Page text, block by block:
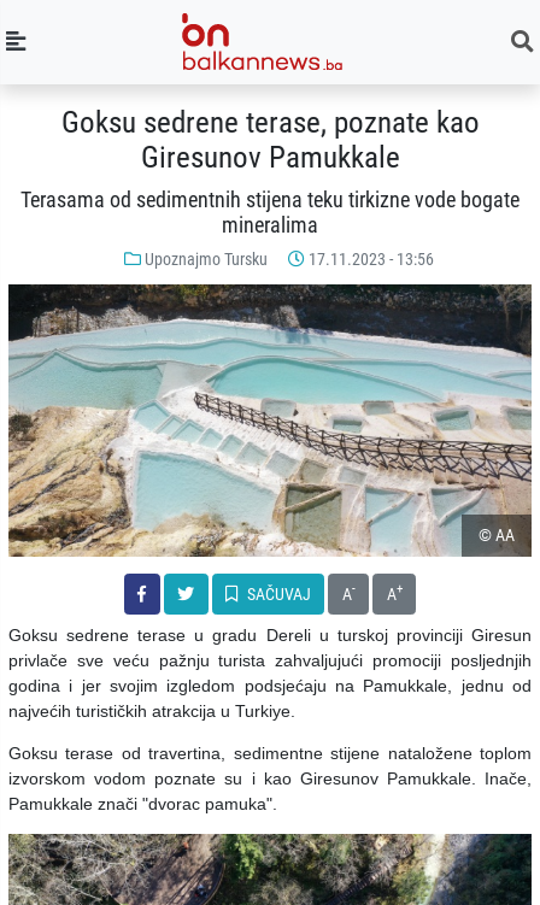
Goksu sedrene terase, poznate kao
Giresunov Pamukkale
Terasama od sedimentnih stijena teku tirkizne vode bogate
mineralima
Upoznajmo Tursku 17.11.2023 - 13:56
© AA
SAČUVAJ A- A+
Goksu sedrene terase u gradu Dereli u turskoj provinciji Giresun
privlače sve veću pažnju turista zahvaljujući promociji posljednjih
godina i jer svojim izgledom podsjećaju na Pamukkale, jednu od
najvećih turističkih atrakcija u Turkiye.
Goksu terase od travertina, sedimentne stijene nataložene toplom
izvorskom vodom poznate su i kao Giresunov Pamukkale. Inače,
Pamukkale znači "dvorac pamuka".